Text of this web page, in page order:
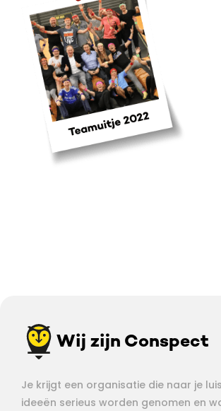
Wij zijn Conspect
Je krijgt een organisatie die naar je
ideeën serieus worden genomen en